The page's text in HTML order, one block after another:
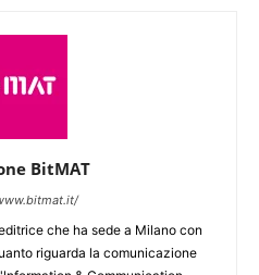
BitMAT
che ha sede a Milano con
riguarda la comunicazione